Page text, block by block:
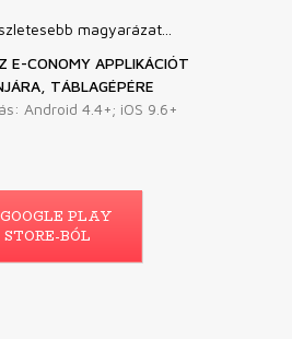
magyarázat...
E-CONOMY APPLIKÁCIÓT
TÁBLAGÉPÉRE
Android 4.4+; iOS 9.6+
PLAY
STORE-BÓL